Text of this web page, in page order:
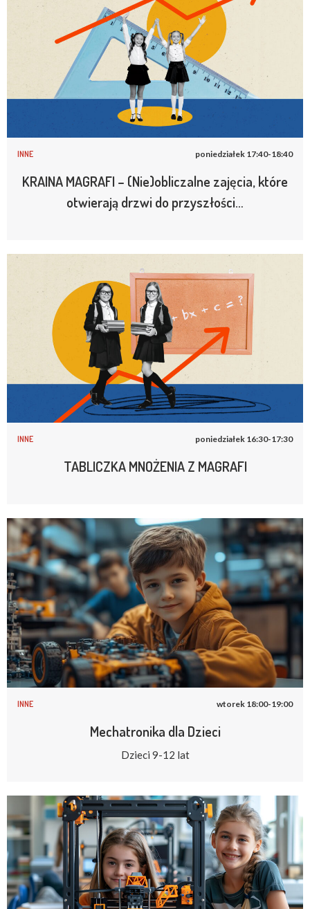
INNE poniedziałek 17:40-18:40
KRAINA MAGRAFI – (Nie)obliczalne zajęcia, które
otwierają drzwi do przyszłości…
INNE poniedziałek 16:30-17:30
TABLICZKA MNOŻENIA Z MAGRAFI
INNE wtorek 18:00-19:00
Mechatronika dla Dzieci
Dzieci 9-12 lat